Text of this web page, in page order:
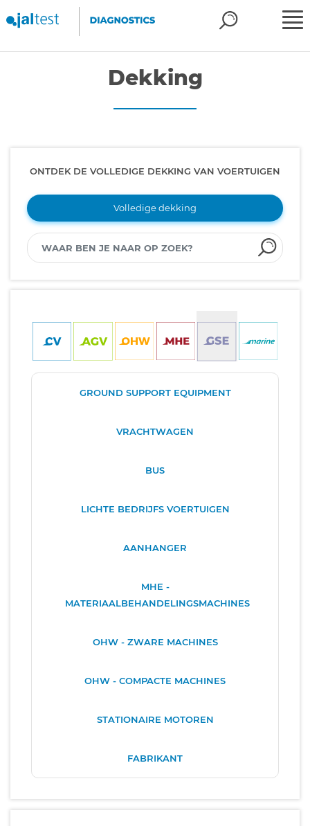
Dekking
ONTDEK DE VOLLEDIGE DEKKING VAN VOERTUIGEN
Volledige dekking
GROUND SUPPORT EQUIPMENT
VRACHTWAGEN
BUS
LICHTE BEDRIJFS VOERTUIGEN
AANHANGER
MHE -
MATERIAALBEHANDELINGSMACHINES
OHW - ZWARE MACHINES
OHW - COMPACTE MACHINES
STATIONAIRE MOTOREN
FABRIKANT